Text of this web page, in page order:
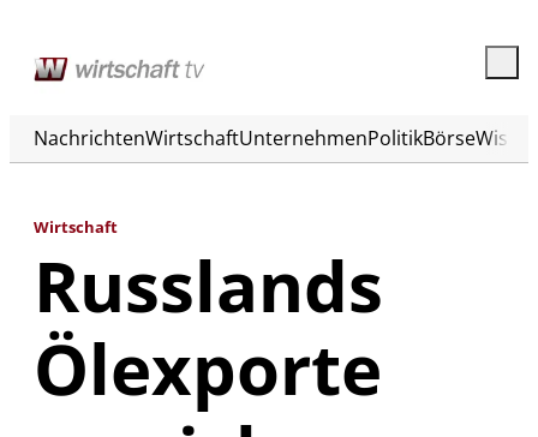
NachrichtenWirtschaftUnternehmenPolitikBörse
Wirtschaft
Russlands
Ölexporte